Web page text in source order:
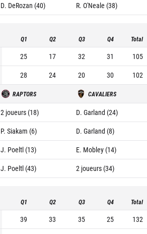
D. DeRozan (40) R. O'Neale (38)
Q1 Q2 Q3 Q4 Total
25 17 32 31
105
28 24 20 30 102
RAPTORS CAVALIERS
2 joueurs (18)
D. Garland (24)
P. Siakam (6)
D. Garland (8)
J. Poeltl (13)
E. Mobley (14)
J. Poeltl (43) 2 joueurs (34)
Q1 Q2 Q3 Q4 Total
39 33 35 25
132